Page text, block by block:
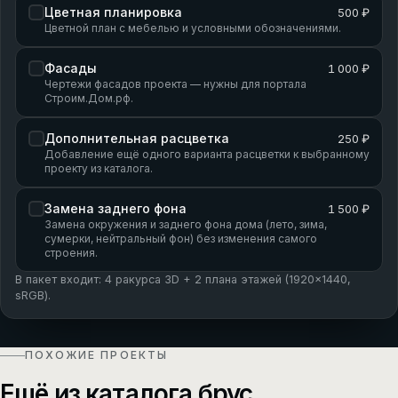
Цветная планировка 500 ₽
Цветной план с мебелью и условными обозначениями.
Фасады 1 000 ₽
Чертежи фасадов проекта — нужны для портала
Строим.Дом.рф.
Дополнительная расцветка 250 ₽
Добавление ещё одного варианта расцветки к выбранному
проекту из каталога.
Замена заднего фона 1 500 ₽
Замена окружения и заднего фона дома (лето, зима,
сумерки, нейтральный фон) без изменения самого
строения.
В пакет входит: 4 ракурса 3D + 2 плана этажей (1920×1440,
sRGB).
ПОХОЖИЕ ПРОЕКТЫ